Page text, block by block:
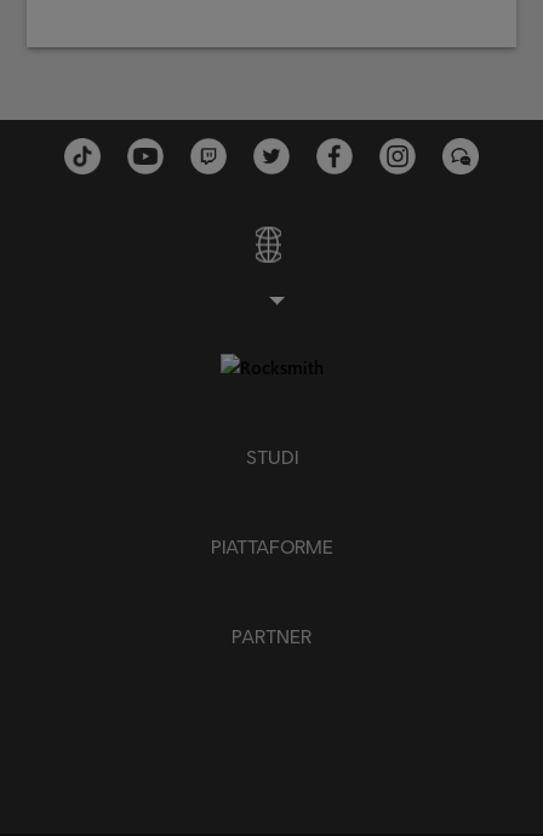
STUDI
PIATTAFORME
PARTNER